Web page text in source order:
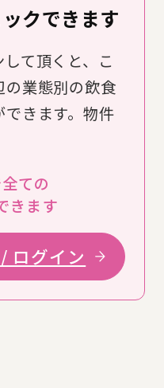
クできます
て頂くと、こ
業態別の飲食
きます。物件
ての
きます
ログイン